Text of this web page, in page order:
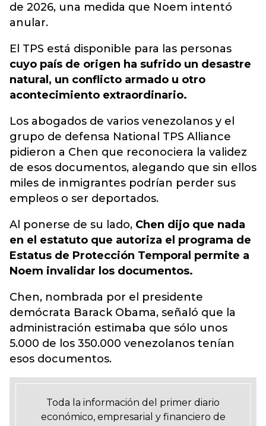
de 2026, una medida que Noem intentó
anular.
El TPS está disponible para las personas
cuyo país de origen ha sufrido un desastre
natural, un conflicto armado u otro
acontecimiento extraordinario.
Los abogados de varios venezolanos y el
grupo de defensa National TPS Alliance
pidieron a Chen que reconociera la validez
de esos documentos, alegando que sin ellos
miles de inmigrantes podrían perder sus
empleos o ser deportados.
Al ponerse de su lado, Chen dijo que nada
en el estatuto que autoriza el programa de
Estatus de Protección Temporal permite a
Noem invalidar los documentos.
Chen, nombrada por el presidente
demócrata Barack Obama, señaló que la
administración estimaba que sólo unos
5.000 de los 350.000 venezolanos tenían
esos documentos.
Toda la información del primer diario
económico, empresarial y financiero de